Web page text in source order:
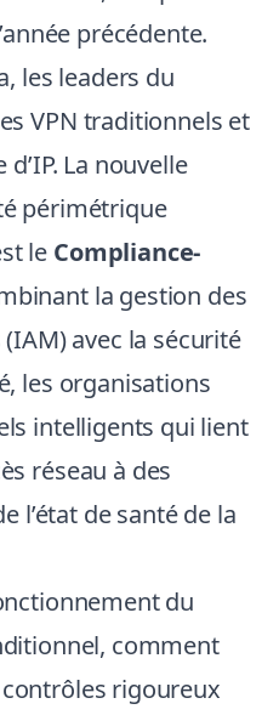
précédente.
les leaders du
VPN traditionnels et
La nouvelle
périmétrique
le Compliance-
la gestion des
avec la sécurité
les organisations
intelligents qui lient
réseau à des
l’état de santé de la
du
comment
rigoureux